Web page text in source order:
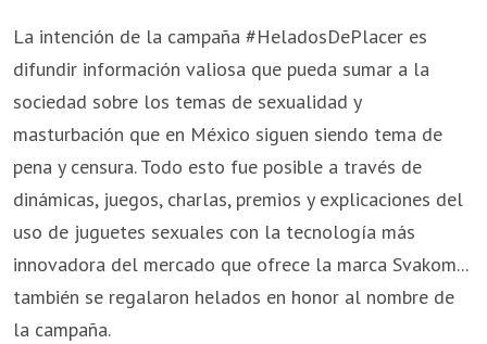
La intención de la campaña #HeladosDePlacer es
difundir información valiosa que pueda sumar a la
sociedad sobre los temas de sexualidad y
masturbación que en México siguen siendo tema de
pena y censura. Todo esto fue posible a través de
dinámicas, juegos, charlas, premios y explicaciones del
uso de juguetes sexuales con la tecnología más
innovadora del mercado que ofrece la marca Svakom...
también se regalaron helados en honor al nombre de
la campaña.